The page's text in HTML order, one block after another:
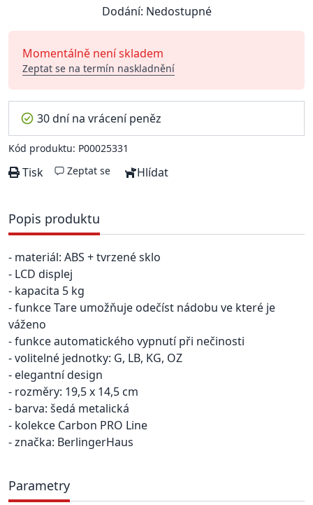
Dodání: Nedostupné
Momentálně není skladem
Zeptat se na termín naskladnění
30 dní na vrácení peněz
Kód produktu: P00025331
Tisk Zeptat se Hlídat
Popis produktu
- materiál: ABS + tvrzené sklo
- LCD displej
- kapacita 5 kg
- funkce Tare umožňuje odečíst nádobu ve které je
váženo
- funkce automatického vypnutí při nečinosti
- volitelné jednotky: G, LB, KG, OZ
- elegantní design
- rozměry: 19,5 x 14,5 cm
- barva: šedá metalická
- kolekce Carbon PRO Line
- značka: BerlingerHaus
Parametry